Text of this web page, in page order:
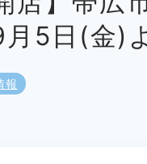
5日(金)
報